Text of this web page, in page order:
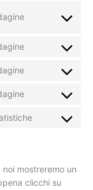
mostreremo un
clicchi su